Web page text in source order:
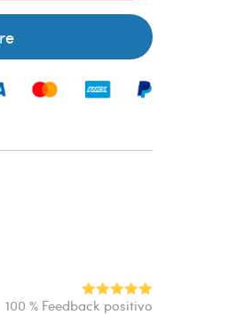
100 % Feedback positivo